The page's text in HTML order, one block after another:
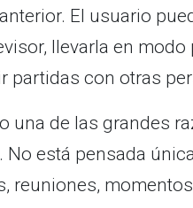
El usuario
llevarla en
partidas con otras
una de las grandes
está pensada
reuniones,